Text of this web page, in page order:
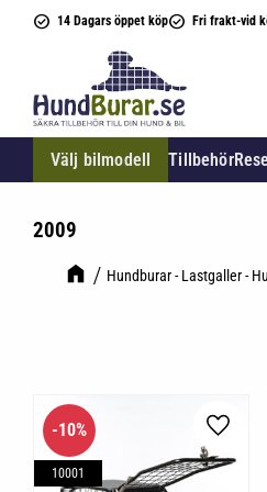
14 Dagars öppet köp Fri frakt-vid
Välj bilmodell Tillbehör
2009
Hundburar - Lastgaller -
10%
10001
Lägg